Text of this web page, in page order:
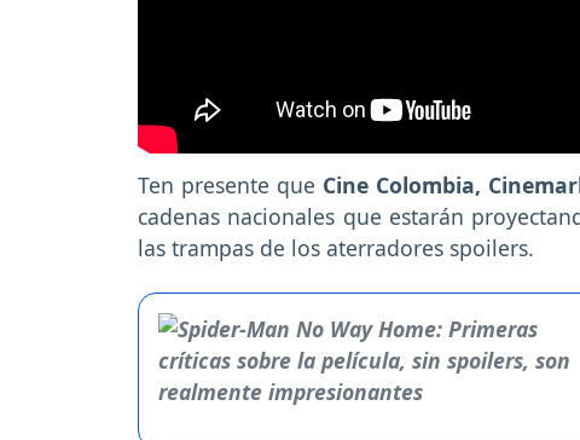
Ten presente que Cine Colombia,
cadenas nacionales que estarán
las trampas de los aterradores spoilers.